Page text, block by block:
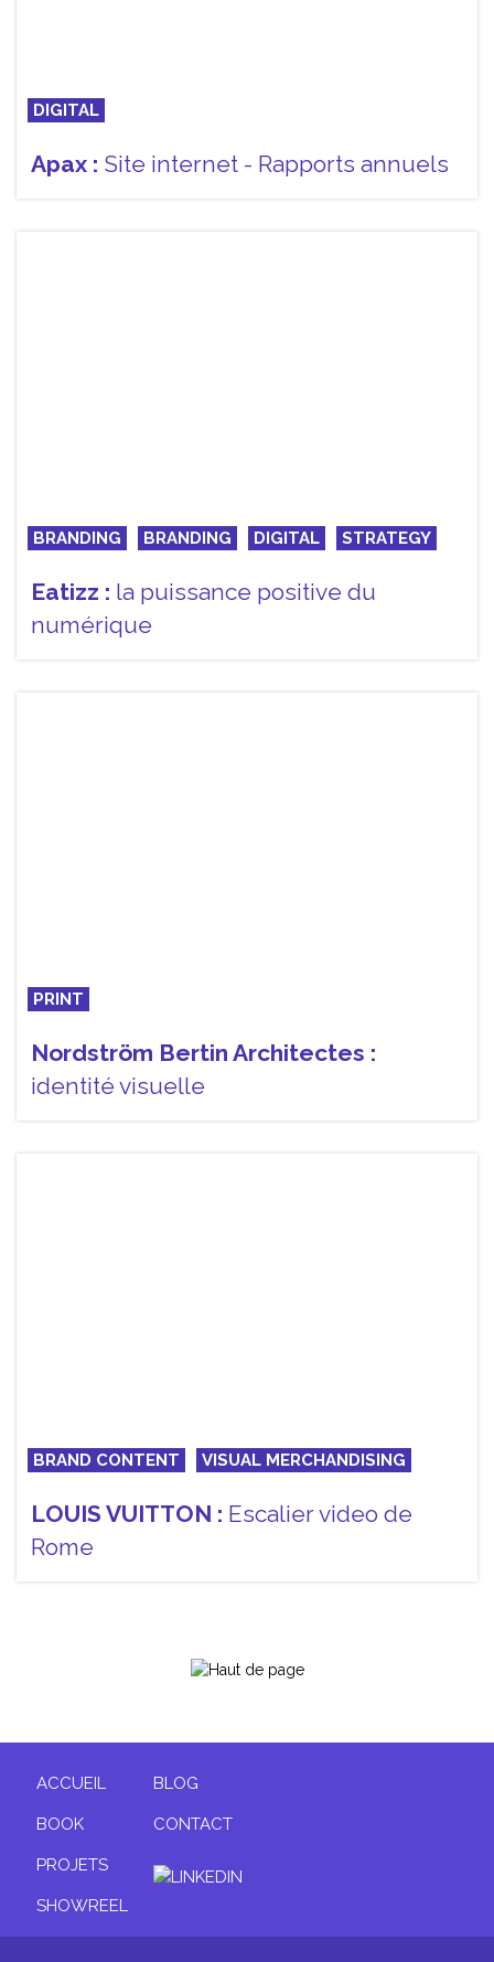
DIGITAL
Apax : Site internet - Rapports annuels
BRANDING BRANDING DIGITAL STRATEGY
Eatizz : la puissance positive du
numérique
PRINT
Nordström Bertin Architectes :
identité visuelle
BRAND CONTENT VISUAL MERCHANDISING
LOUIS VUITTON : Escalier video de
Rome
ACCUEIL
BOOK
PROJETS
SHOWREEL
BLOG
CONTACT